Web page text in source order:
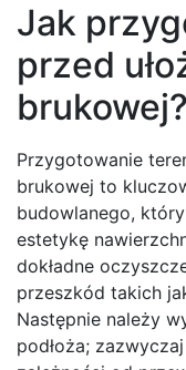
Jak
przed
brukowej?
Przygotowanie
brukowej to
budowlanego,
estetykę
dokładne
przeszkód takich
Następnie należy
podłoża;